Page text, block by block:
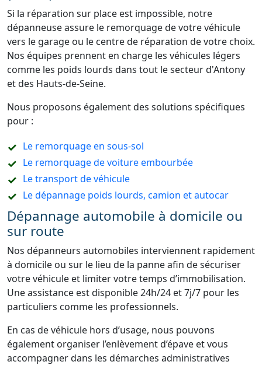
Si la réparation sur place est impossible, notre
dépanneuse assure le remorquage de votre véhicule
vers le garage ou le centre de réparation de votre choix.
Nos équipes prennent en charge les véhicules légers
comme les poids lourds dans tout le secteur d'Antony
et des Hauts-de-Seine.
Nous proposons également des solutions spécifiques
pour :
Le remorquage en sous-sol
Le remorquage de voiture embourbée
Le transport de véhicule
Le dépannage poids lourds, camion et autocar
Dépannage automobile à domicile ou
sur route
Nos dépanneurs automobiles interviennent rapidement
à domicile ou sur le lieu de la panne afin de sécuriser
votre véhicule et limiter votre temps d’immobilisation.
Une assistance est disponible 24h/24 et 7j/7 pour les
particuliers comme les professionnels.
En cas de véhicule hors d’usage, nous pouvons
également organiser l’enlèvement d’épave et vous
accompagner dans les démarches administratives